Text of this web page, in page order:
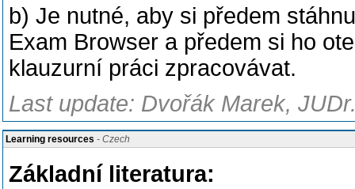
b) Je nutné, aby si předem
Exam Browser a předem si ho
klauzurní práci zpracovávat.
Last update: Dvořák Marek,
Learning resources - Czech
Základní literatura: